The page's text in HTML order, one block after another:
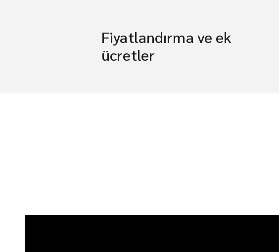
Fiyatlandırma ve ek
ücretler